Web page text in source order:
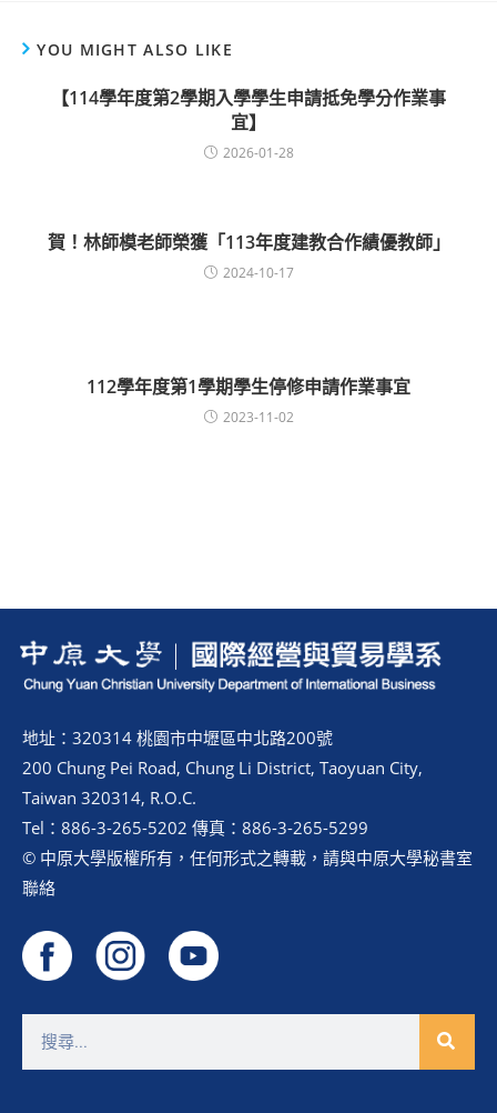
YOU MIGHT ALSO LIKE
【114學年度第2學期入學學生申請抵免學分作業事
宜】
2026-01-28
賀！林師模老師榮獲「113年度建教合作績優教師」
2024-10-17
112學年度第1學期學生停修申請作業事宜
2023-11-02
地址：320314 桃園市中壢區中北路200號
200 Chung Pei Road, Chung Li District, Taoyuan City,
Taiwan 320314, R.O.C.
Tel：886-3-265-5202 傳真：886-3-265-5299
© 中原大學版權所有，任何形式之轉載，請與中原大學秘書室
聯絡